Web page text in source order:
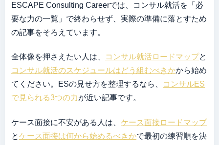
ESCAPE Consulting Careerでは、コンサル就活を「必
要な力の一覧」で終わらせず、実際の準備に落とすため
の記事をそろえています。
全体像を押さえたい人は、 コンサル就活ロードマップと
コンサル就活のスケジュールはどう組むべきかから始め
てください。ESの見せ方を整理するなら、
コンサルES
で見られる3つの力が近い記事です。
ケース面接に不安がある人は、 ケース面接ロードマップ
とケース面接は何から始めるべきかで最初の練習順を決